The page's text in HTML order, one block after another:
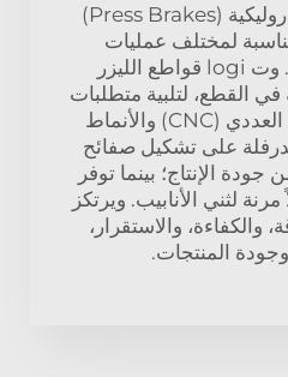
تُعترف آلات الثني الهيدروليكية (Press Brakes)
لمختلف عمليات
معالجة صفائح المعادن. وت logi قواطع الليزر
القطع، لتلبية متطلبات
الثني باستخدام التحكم العددي (CNC) والأنماط
على تشكيل صفائح
الإنتاج؛ بينما توفر
لثني الأنابيب. ويرتكز
والكفاءة، والاستقرار،
المنتجات.